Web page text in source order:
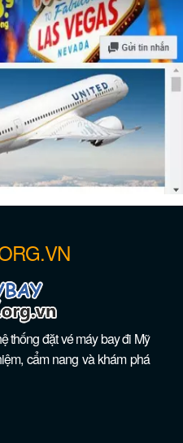
đi Newark – New
đi Saint Paul –
thống đặt vé máy bay đi Mỹ
cẩm nang và khám phá